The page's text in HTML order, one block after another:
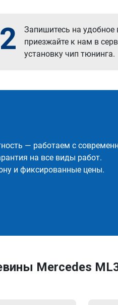
2
Запишитесь на удобное
приезжайте к нам в
установку чип тюнинга.
— работаем с
на все виды работ.
и фиксированные цены.
Mercedes